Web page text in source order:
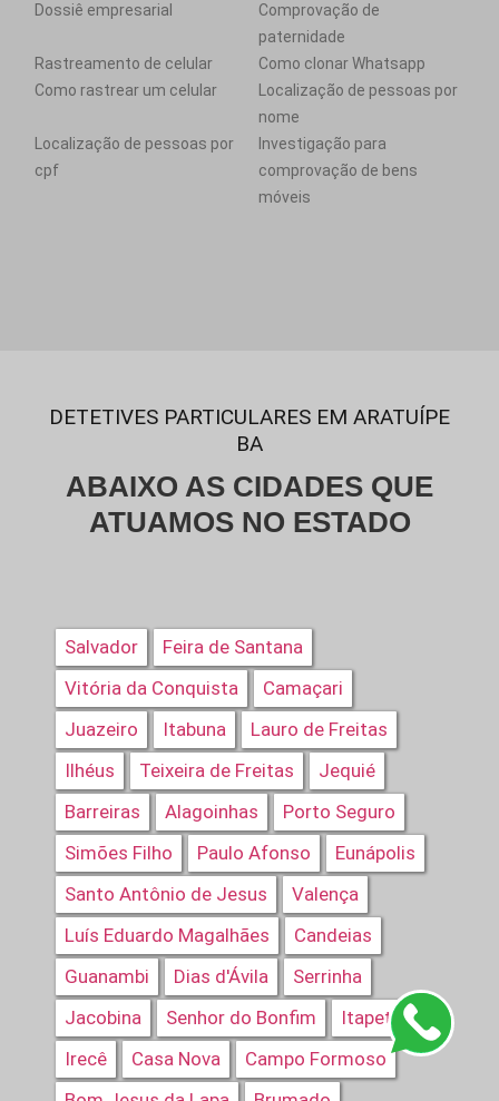
Dossiê empresarial
Comprovação de
paternidade
Rastreamento de celular
Como clonar Whatsapp
Como rastrear um celular
Localização de pessoas por
nome
Localização de pessoas por
cpf
Investigação para
comprovação de bens
móveis
DETETIVES PARTICULARES EM ARATUÍPE
BA
ABAIXO AS CIDADES QUE
ATUAMOS NO ESTADO
Salvador
Feira de Santana
Vitória da Conquista
Camaçari
Juazeiro
Itabuna
Lauro de Freitas
Ilhéus
Teixeira de Freitas
Jequié
Barreiras
Alagoinhas
Porto Seguro
Simões Filho
Paulo Afonso
Eunápolis
Santo Antônio de Jesus
Valença
Luís Eduardo Magalhães
Candeias
Guanambi
Dias d'Ávila
Serrinha
Jacobina
Senhor do Bonfim
Itapetinga
Irecê
Casa Nova
Campo Formoso